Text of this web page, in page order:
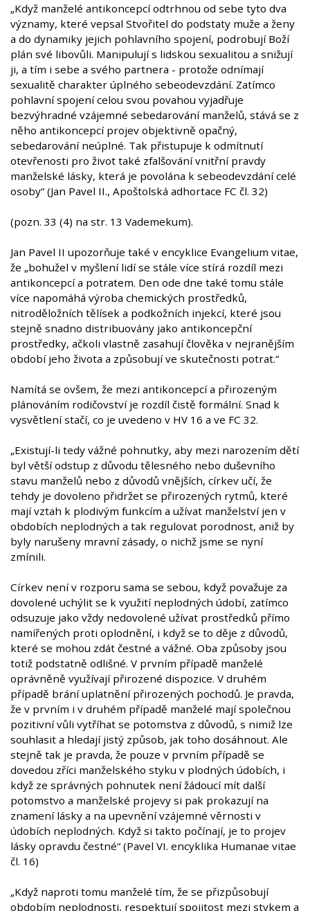
„Když manželé antikoncepcí odtrhnou od sebe tyto dva
významy, které vepsal Stvořitel do podstaty muže a ženy
a do dynamiky jejich pohlavního spojení, podrobují Boží
plán své libovůli. Manipulují s lidskou sexualitou a snižují
ji, a tím i sebe a svého partnera - protože odnímají
sexualitě charakter úplného sebeodevzdání. Zatímco
pohlavní spojení celou svou povahou vyjadřuje
bezvýhradné vzájemné sebedarování manželů, stává se z
něho antikoncepcí projev objektivně opačný,
sebedarování neúplné. Tak přistupuje k odmítnutí
otevřenosti pro život také zfalšování vnitřní pravdy
manželské lásky, která je povolána k sebeodevzdání celé
osoby“ (Jan Pavel II., Apoštolská adhortace FC čl. 32)
(pozn. 33 (4) na str. 13 Vademekum).
Jan Pavel II upozorňuje také v encyklice Evangelium vitae,
že „bohužel v myšlení lidí se stále více stírá rozdíl mezi
antikoncepcí a potratem. Den ode dne také tomu stále
více napomáhá výroba chemických prostředků,
nitroděložních tělísek a podkožních injekcí, které jsou
stejně snadno distribuovány jako antikoncepční
prostředky, ačkoli vlastně zasahují člověka v nejranějším
období jeho života a způsobují ve skutečnosti potrat.“
Namítá se ovšem, že mezi antikoncepcí a přirozeným
plánováním rodičovství je rozdíl čistě formální. Snad k
vysvětlení stačí, co je uvedeno v HV 16 a ve FC 32.
„Existují-li tedy vážné pohnutky, aby mezi narozením dětí
byl větší odstup z důvodu tělesného nebo duševního
stavu manželů nebo z důvodů vnějších, církev učí, že
tehdy je dovoleno přidržet se přirozených rytmů, které
mají vztah k plodivým funkcím a užívat manželství jen v
obdobích neplodných a tak regulovat porodnost, aniž by
byly narušeny mravní zásady, o nichž jsme se nyní
zmínili.
Církev není v rozporu sama se sebou, když považuje za
dovolené uchýlit se k využití neplodných údobí, zatímco
odsuzuje jako vždy nedovolené užívat prostředků přímo
namířených proti oplodnění, i když se to děje z důvodů,
které se mohou zdát čestné a vážné. Oba způsoby jsou
totiž podstatně odlišné. V prvním případě manželé
oprávněně využívají přirozené dispozice. V druhém
případě brání uplatnění přirozených pochodů. Je pravda,
že v prvním i v druhém případě manželé mají společnou
pozitivní vůli vytříhat se potomstva z důvodů, s nimiž lze
souhlasit a hledají jistý způsob, jak toho dosáhnout. Ale
stejně tak je pravda, že pouze v prvním případě se
dovedou zříci manželského styku v plodných údobích, i
když ze správných pohnutek není žádoucí mít další
potomstvo a manželské projevy si pak prokazují na
znamení lásky a na upevnění vzájemné věrnosti v
údobích neplodných. Když si takto počínají, je to projev
lásky opravdu čestné“ (Pavel VI. encyklika Humanae vitae
čl. 16)
„Když naproti tomu manželé tím, že se přizpůsobují
obdobím neplodnosti, respektují spojitost mezi stykem a